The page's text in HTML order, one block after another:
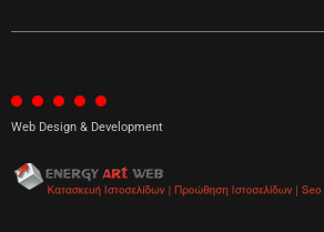
Web Design & Development